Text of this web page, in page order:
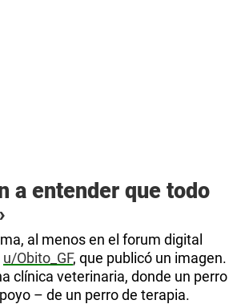
a entender que todo
al menos en el forum digital
u/Obito_GF, que publicó un imagen.
clínica veterinaria, donde un perro
– de un perro de terapia.